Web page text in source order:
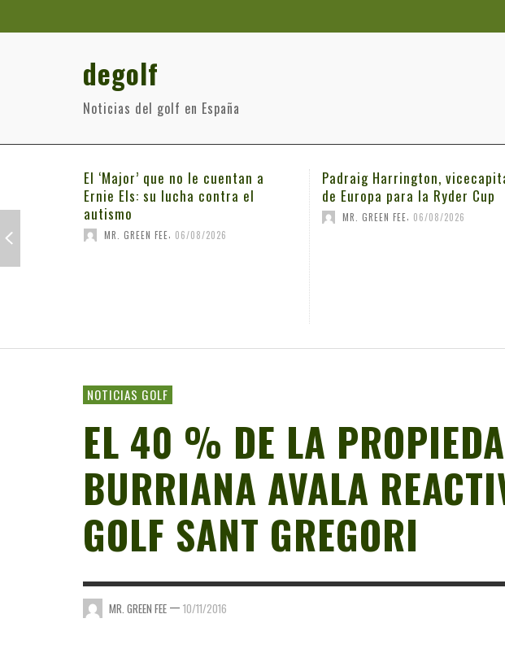
degolf
Noticias del golf en España
El ‘Major’ que no le cuentan a
Ernie Els: su lucha contra el
autismo
MR. GREEN FEE 06/08/2026
Padraig Harrington,
de Europa para la Ryder Cup
MR. GREEN FEE 06/08/2026
NOTICIAS GOLF
EL 40 % DE LA
BURRIANA AVALA
GOLF SANT GREGORI
MR. GREEN FEE — 10/11/2016